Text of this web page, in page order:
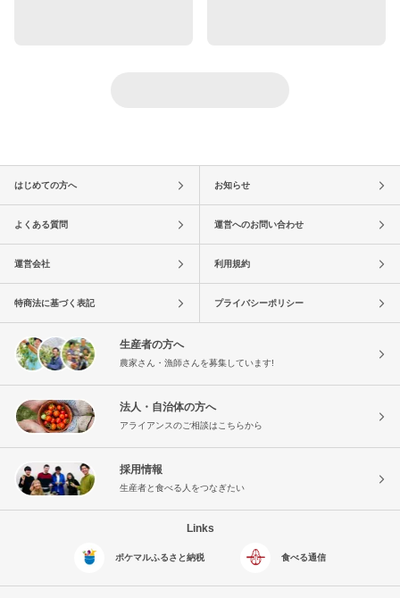
はじめての方へ お知らせ
よくある質問 運営へのお問い合わせ
運営会社 利用規約
特商法に基づく表記 プライバシーポリシー
生産者の方へ
農家さん・漁師さんを募集しています!
法人・自治体の方へ
アライアンスのご相談はこちらから
採用情報
生産者と食べる人をつなぎたい
Links
ポケマルふるさと納税 食べる通信